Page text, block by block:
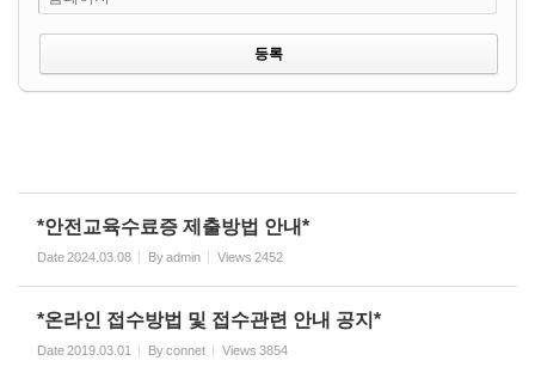
*안전교육수료증 제출방법 안내*
Date2024.03.08 Byadmin Views 2452
*온라인 접수방법 및 접수관련 안내 공지*
Date2019.03.01 Byconnet Views 3854